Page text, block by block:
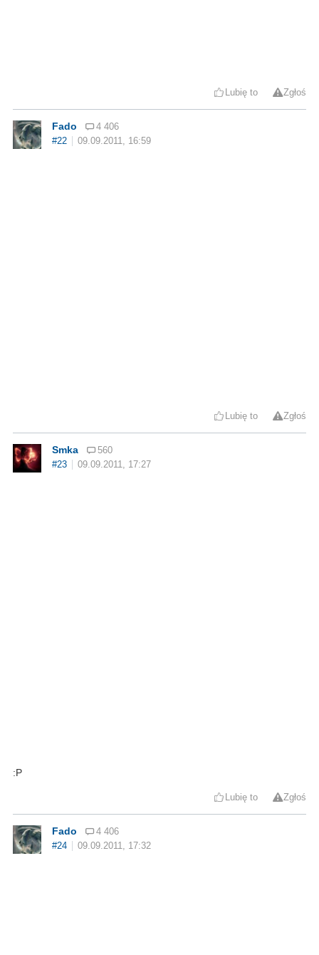
Lubię to Zgłoś
Fado
4 406
#22
09.09.2011, 16:59
Lubię to Zgłoś
Smka
560
#23
09.09.2011, 17:27
:P
Lubię to Zgłoś
Fado
4 406
#24
09.09.2011, 17:32